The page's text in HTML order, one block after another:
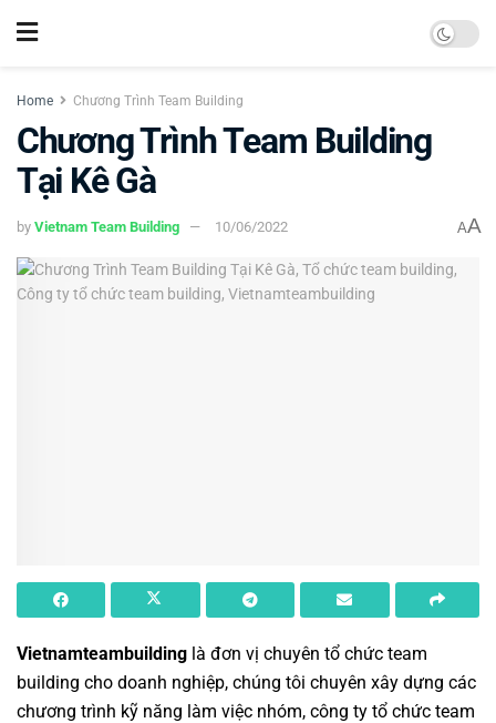
Home Chương Trình Team Building
Chương Trình Team Building
Tại Kê Gà
by Vietnam Team Building 10/06/2022 AA
Vietnamteambuilding là đơn vị chuyên tổ chức team
building cho doanh nghiệp, chúng tôi chuyên xây dựng các
chương trình kỹ năng làm việc nhóm, công ty tổ chức team